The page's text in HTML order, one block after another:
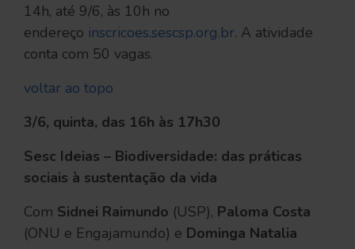
14h, até 9/6, às 10h no
endereço inscricoes.sescsp.org.br. A atividade
conta com 50 vagas.
voltar ao topo
3/6, quinta, das 16h às 17h30
Sesc Ideias – Biodiversidade: das práticas
sociais à sustentação da vida
Com Sidnei Raimundo (USP), Paloma Costa
(ONU e Engajamundo) e Dominga Natalia